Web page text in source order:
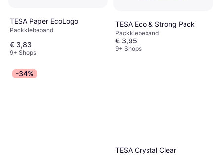
TESA Paper EcoLogo
Packklebeband
€ 3,83
9+ Shops
TESA Eco & Strong Pack
Packklebeband
€ 3,95
9+ Shops
-34%
TESA Crystal Clear